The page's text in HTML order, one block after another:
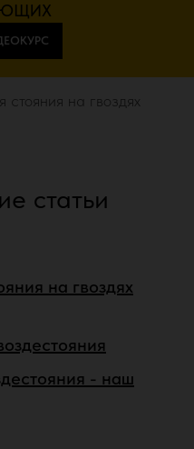
стояния на гвоздях
статьи
на гвоздях
- наш